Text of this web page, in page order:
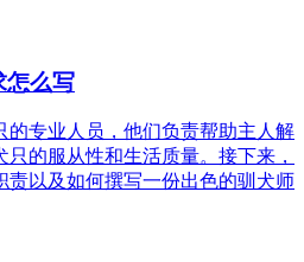
怎么写
的专业人员，他们负责帮助主人解
的服从性和生活质量。接下来，
责以及如何撰写一份出色的驯犬师